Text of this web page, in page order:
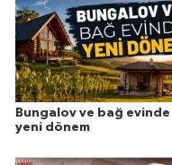
Bungalov ve bağ evinde
yeni dönem